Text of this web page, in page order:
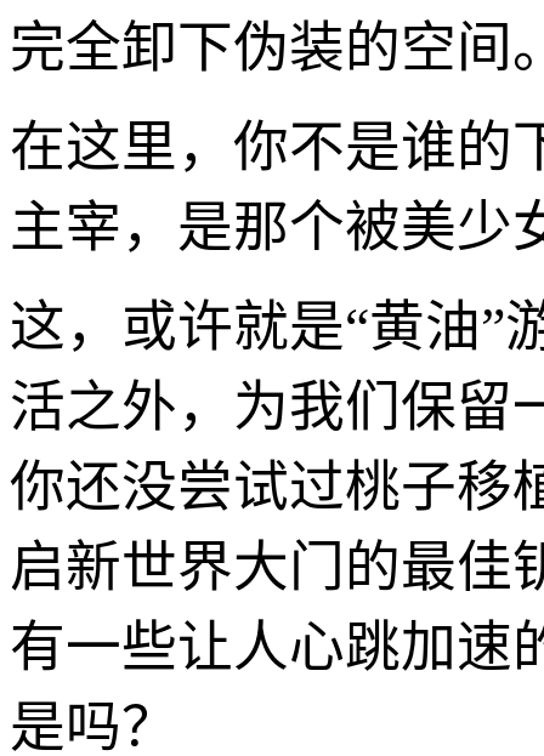
完全卸下伪装的空间
在这里，你不是谁的
主宰，是那个被美少
这，或许就是“黄油
活之外，为我们保留
你还没尝试过桃子移
启新世界大门的最佳
有一些让人心跳加速
是吗？